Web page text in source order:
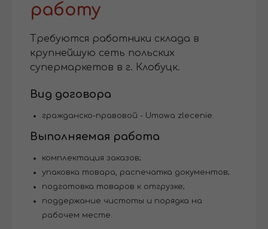
работу
Требуются работники склада в
крупнейшую сеть польских
супермаркетов в г. Клобуцк.
Вид договора
гражданско-правовой - Umowa zlecenie.
Выполняемая работа
комплектация заказов;
упаковка товара, распечатка документов;
подготовка товаров к отгрузке;
поддержание чистоты и порядка на
рабочем месте.